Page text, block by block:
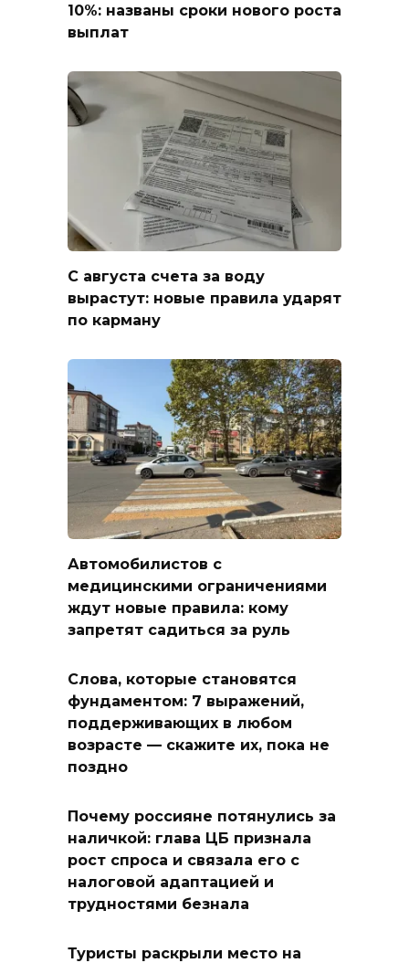
10%: названы сроки нового роста
выплат
С августа счета за воду
вырастут: новые правила ударят
по карману
Автомобилистов с
медицинскими ограничениями
ждут новые правила: кому
запретят садиться за руль
Слова, которые становятся
фундаментом: 7 выражений,
поддерживающих в любом
возрасте — скажите их, пока не
поздно
Почему россияне потянулись за
наличкой: глава ЦБ признала
рост спроса и связала его с
налоговой адаптацией и
трудностями безнала
Туристы раскрыли место на